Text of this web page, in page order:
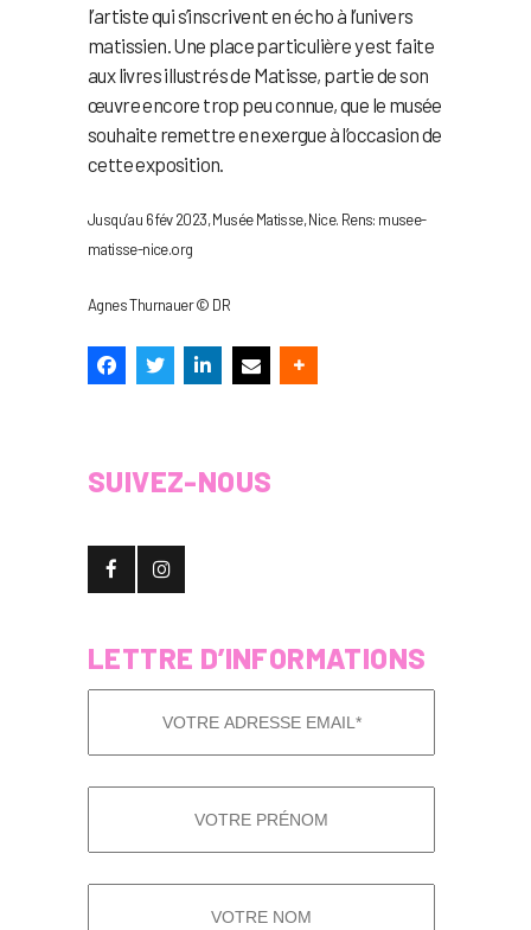
l’artiste qui s’inscrivent en écho à l’univers
matissien. Une place particulière y est faite
aux livres illustrés de Matisse, partie de son
œuvre encore trop peu connue, que le musée
souhaite remettre en exergue à l’occasion de
cette exposition.
Jusqu’au 6 fév 2023, Musée Matisse, Nice. Rens: musee-
matisse-nice.org
Agnes Thurnauer © DR
SUIVEZ-NOUS
LETTRE D’INFORMATIONS